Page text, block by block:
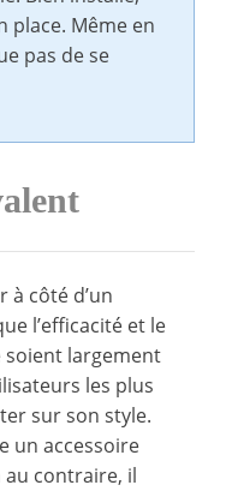
place. Même en
pas de se
côté d’un
l’efficacité et le
soient largement
les plus
sur son style.
un accessoire
au contraire, il